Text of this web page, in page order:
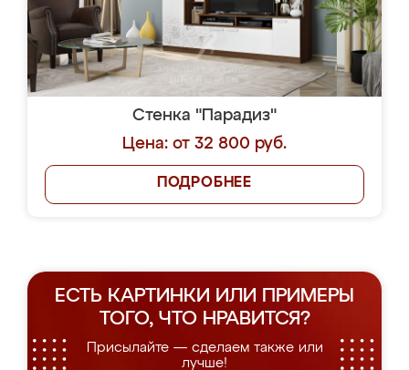
Стенка "Парадиз"
Цена: от 32 800 руб.
ПОДРОБНЕЕ
ЕСТЬ КАРТИНКИ ИЛИ ПРИМЕРЫ
ТОГО, ЧТО НРАВИТСЯ?
Присылайте — сделаем также или
лучше!